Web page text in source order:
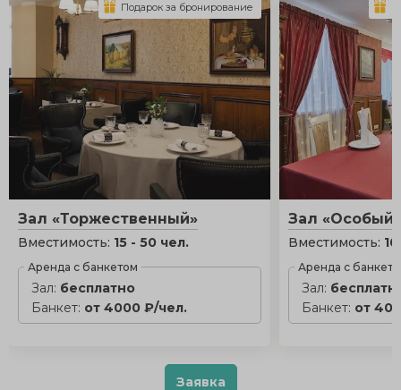
Зал «Торжественный»
Вместимость: 15 - 50 чел.
Аренда с банкетом
Зал: бесплатно
Банкет: от 4000 ₽/чел.
Подарок за бронирование
Зал
Вместимость:
Аренда с
Зал:
Банкет: от
Заявка